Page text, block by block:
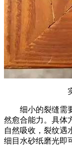
细小的裂缝需
然愈合能力。具体
自然吸收，裂纹遇
细目水砂纸磨光即可